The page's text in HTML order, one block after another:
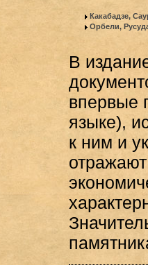
Какабадзе,
Орбели,
В
впервые
языке),
к ним и